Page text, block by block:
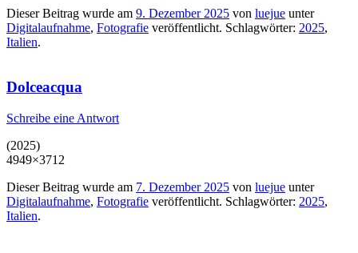
Dieser Beitrag wurde am 9. Dezember 2025 von luejue unter
Digitalaufnahme, Fotografie veröffentlicht. Schlagwörter: 2025,
Italien.
Dolceacqua
Schreibe eine Antwort
(2025)
4949×3712
Dieser Beitrag wurde am 7. Dezember 2025 von luejue unter
Digitalaufnahme, Fotografie veröffentlicht. Schlagwörter: 2025,
Italien.